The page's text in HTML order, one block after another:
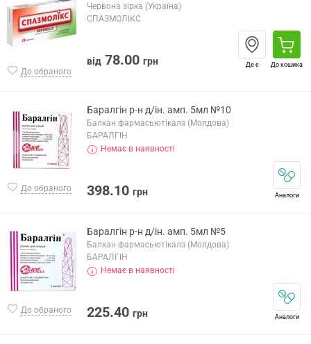
До обраного
Червона зірка (Україна)
СПАЗМОЛІКС
від 78.00 грн Де є До кошика
До обраного
Баралгін р-н д/ін. амп. 5мл №10
Балкан фармасьютікалз (Молдова)
БАРАЛГІН
Немає в наявності
398.10 грн Аналоги
До обраного
Баралгін р-н д/ін. амп. 5мл №5
Балкан фармасьютікалз (Молдова)
БАРАЛГІН
Немає в наявності
225.40 грн Аналоги